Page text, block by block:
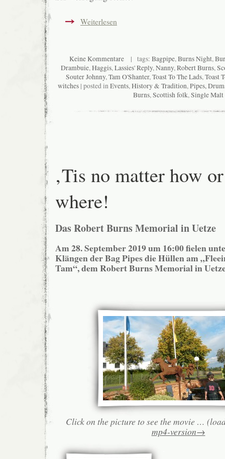
Weiterlesen
Keine Kommentare | tags: Bagpipe, Burns Night,
Drambuie, Haggis, Lassies' Reply, Nanny, Robert Burns,
Souter Johnny, Tam O'Shanter, Toast To The Lads, Toast
witches | posted in Events, History & Tradition, Pipes,
Burns, Scottish folk, Single Malt
‚Tis no matter how or
where!
Das Robert Burns Memorial in Uetze
Am 28. September 2019 um 16:00 fielen
Klängen der Bag Pipes die Hüllen am
Tam“, dem Robert Burns Memorial in
Click on the picture to see the movie …
mp4-version→